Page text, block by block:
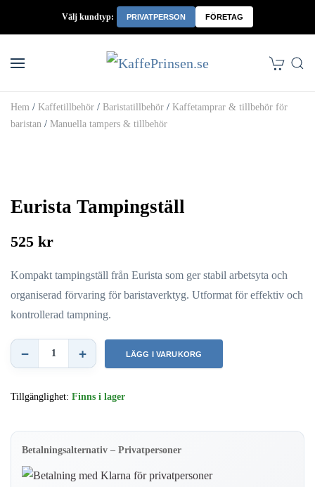
Välj kundtyp: PRIVATPERSON FÖRETAG
Hem / Kaffetillbehör / Baristatillbehör / Kaffetamprar & tillbehör för
baristan / Manuella tampers & tillbehör
Eurista Tampingställ
525 kr
Kompakt tampingställ från Eurista som ger stabil arbetsyta och
organiserad förvaring för baristaverktyg. Utformat för effektiv och
kontrollerad tampning.
Eurista
mängd
− + LÄGG I VARUKORG
Tillgänglighet: Finns i lager
Betalningsalternativ – Privatpersoner